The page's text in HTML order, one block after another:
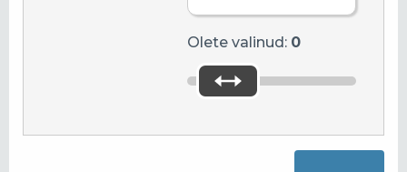
Olete valinud: 0